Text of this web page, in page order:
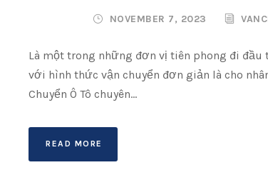
NOVEMBER 7, 2023
Là một trong những đơn vị tiên phong đi đầu
với hình thức vận chuyển đơn giản là cho
Chuyển Ô Tô chuyên...
READ MORE